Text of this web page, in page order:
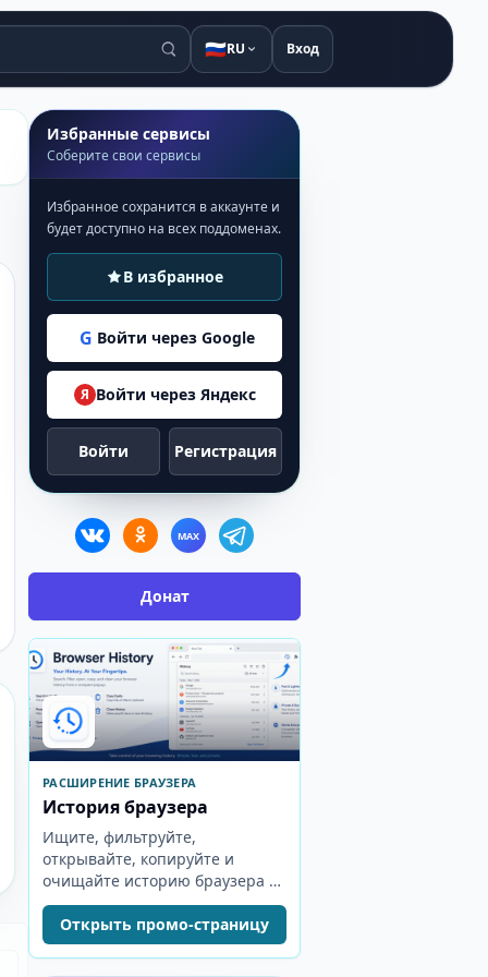
🇷🇺RU Вход
Избранные сервисы
Соберите свои сервисы
Избранное сохранится в аккаунте и
будет доступно на всех поддоменах.
В избранное
G Войти через Google
Я Войти через Яндекс
Войти Регистрация
MAX
Донат
РАСШИРЕНИЕ БРАУЗЕРА
История браузера
Ищите, фильтруйте,
открывайте, копируйте и
очищайте историю браузера из
компактного popup-окна.
Открыть промо-страницу